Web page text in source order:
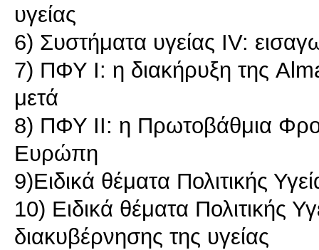
υγείας
6) Συστήματα υγείας ΙV:
7) ΠΦΥ I: η διακήρυξη της
μετά
8) ΠΦΥ ΙΙ: η Πρωτοβάθμια
Ευρώπη
9)Ειδικά θέματα Πολιτικής
10) Ειδικά θέματα Πολιτικής
διακυβέρνησης της υγείας